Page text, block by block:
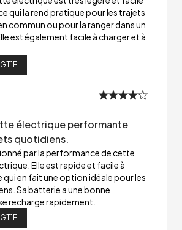
qui la rend pratique pour les trajets
commun ou pour la ranger dans un
est également facile à charger et à
électrique performante
quotidiens.
par la performance de cette
Elle est rapide et facile à
en fait une option idéale pour les
Sa batterie a une bonne
recharge rapidement.